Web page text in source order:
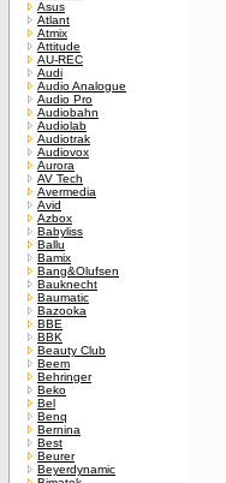
Asus
Atlant
Atmix
Attitude
AU-REC
Audi
Audio Analogue
Audio Pro
Audiobahn
Audiolab
Audiotrak
Audiovox
Aurora
AV Tech
Avermedia
Avid
Azbox
Babyliss
Ballu
Bamix
Bang&Olufsen
Bauknecht
Baumatic
Bazooka
BBE
BBK
Beauty Club
Beem
Behringer
Beko
Bel
Benq
Bernina
Best
Beurer
Beyerdynamic